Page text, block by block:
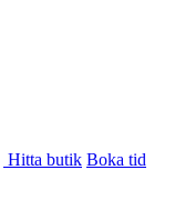
Hitta butik Boka tid